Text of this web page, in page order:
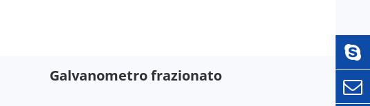
Galvanometro frazionato